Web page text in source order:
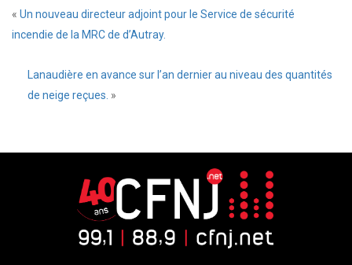
« Un nouveau directeur adjoint pour le Service de sécurité
incendie de la MRC de d’Autray.
Lanaudière en avance sur l’an dernier au niveau des quantités
de neige reçues. »